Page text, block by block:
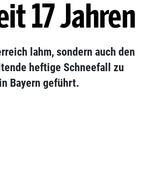
17 Jahren
lahm, sondern auch den
heftige Schneefall zu
Bayern geführt.